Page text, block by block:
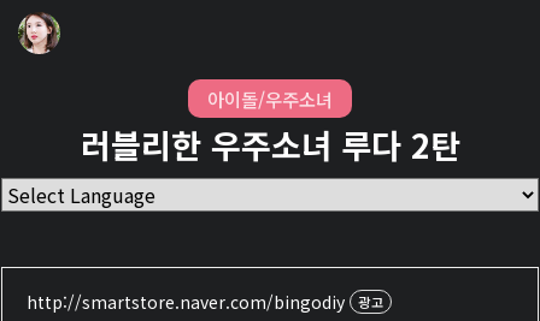
아이돌/우주소녀
러블리한 우주소녀 루다 2탄
http://smartstore.naver.com/bingodiy 광고